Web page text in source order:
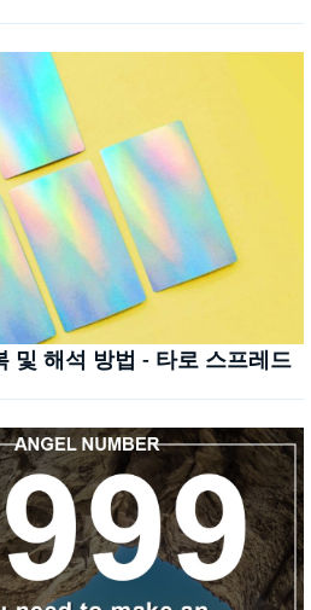
및 해석 방법 - 타로 스프레드